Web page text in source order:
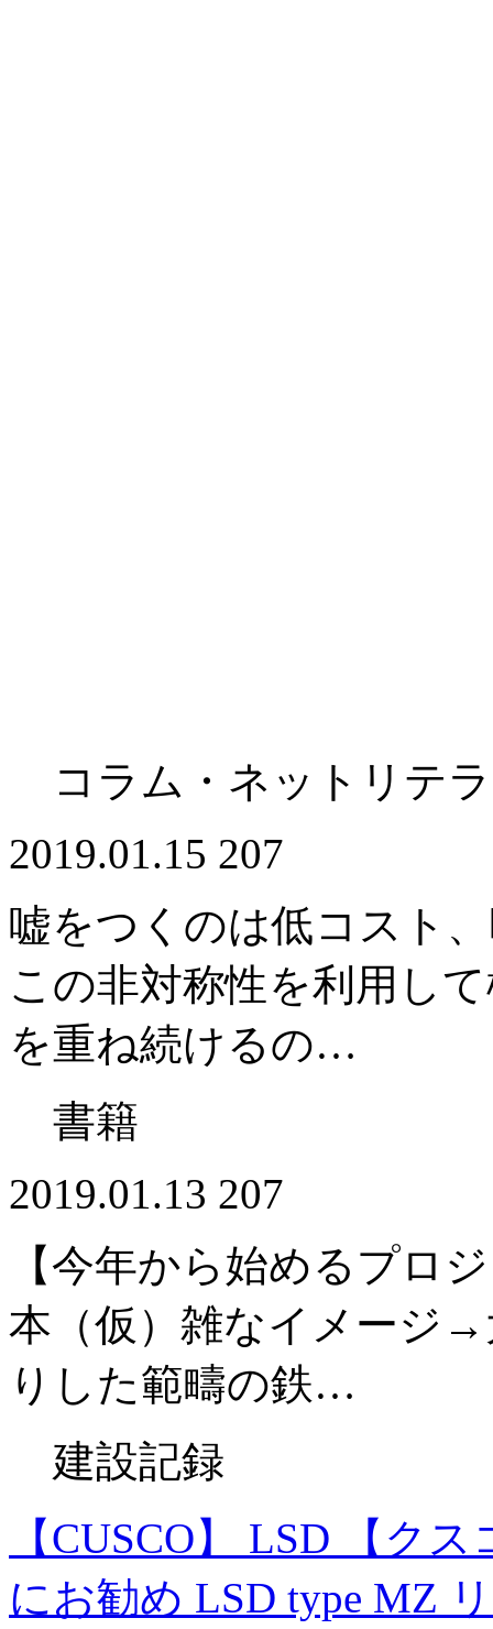
コラム・ネットリテ
2019.01.15 207
嘘をつくのは低コスト
この非対称性を利用し
を重ね続けるの…
書籍
2019.01.13 207
【今年から始めるプロ
本（仮）雑なイメージ
りした範疇の鉄…
建設記録
【CUSCO】 LSD 【ク
にお勧め LSD type MZ